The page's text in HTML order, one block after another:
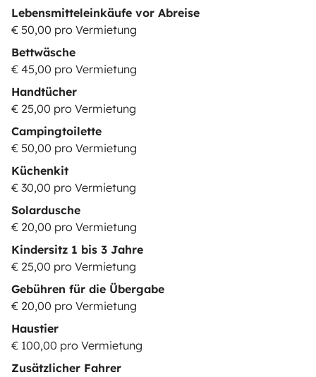
Lebensmitteleinkäufe vor Abreise
€ 50,00 pro Vermietung
Bettwäsche
€ 45,00 pro Vermietung
Handtücher
€ 25,00 pro Vermietung
Campingtoilette
€ 50,00 pro Vermietung
Küchenkit
€ 30,00 pro Vermietung
Solardusche
€ 20,00 pro Vermietung
Kindersitz 1 bis 3 Jahre
€ 25,00 pro Vermietung
Gebühren für die Übergabe
€ 20,00 pro Vermietung
Haustier
€ 100,00 pro Vermietung
Zusätzlicher Fahrer